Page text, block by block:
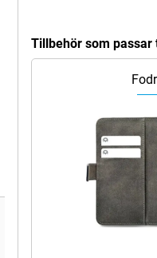
Tillbehör som passar